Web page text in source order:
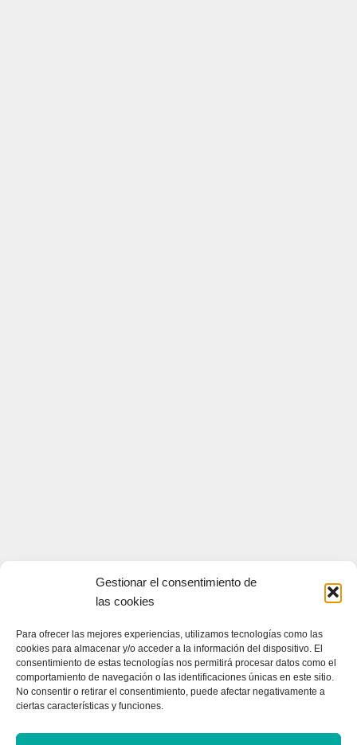
Gestionar el consentimiento de
las cookies
Para ofrecer las mejores experiencias, utilizamos tecnologías como las
cookies para almacenar y/o acceder a la información del dispositivo. El
consentimiento de estas tecnologías nos permitirá procesar datos como el
comportamiento de navegación o las identificaciones únicas en este sitio.
No consentir o retirar el consentimiento, puede afectar negativamente a
ciertas características y funciones.
CONTACTA CON NOSOTROS
Contacto